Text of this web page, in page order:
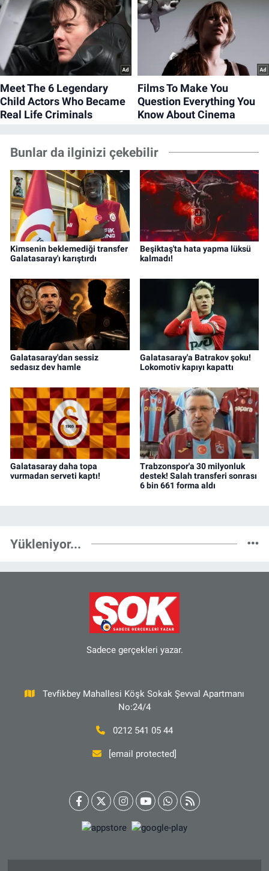
Bunlar da ilginizi çekebilir
Kimsenin beklemediği transfer
Galatasaray'ı karıştırdı
Beşiktaş'ta hata yapma lüksü
kalmadı!
Galatasaray'dan sessiz
sedasız dev hamle
Galatasaray'a Batrakov şoku!
Lokomotiv kapıyı kapattı
Galatasaray daha topa
vurmadan serveti kaptı!
Trabzonspor'a 30 milyonluk
destek! Salah transferi sonrası
6 bin 661 forma aldı
Yükleniyor...
Sadece gerçekleri yazar.
Tevfikbey Mahallesi Köşk Sokak Şevval Apartmanı
No:24/4
0212 541 05 44
[email protected]